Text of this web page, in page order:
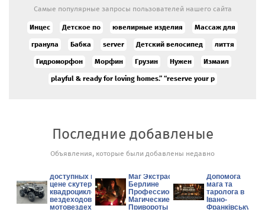
Самые популярные запросы пользователей нашего сайта
Инцес Детское по ювелирные изделия Массаж для
гранула Бабка server Детский велосипед лиття
Гидроморфон Морфин Грузин Нужен Измаил
playful & ready for loving homes.” “reserve your p
Последние добавленые
Объявления, которые были добавлены недавно
доступных по
цене скутеров,
квадроциклов,
вездеходов и
мотовездеходов
Маг Экстрасенс в
Берлине
Профессиональные
Магические Услуги
Привороты Гадание
Допомога
мага та
таролога в
Івано-
Франківську.